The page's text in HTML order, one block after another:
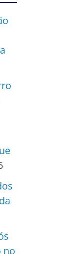
no